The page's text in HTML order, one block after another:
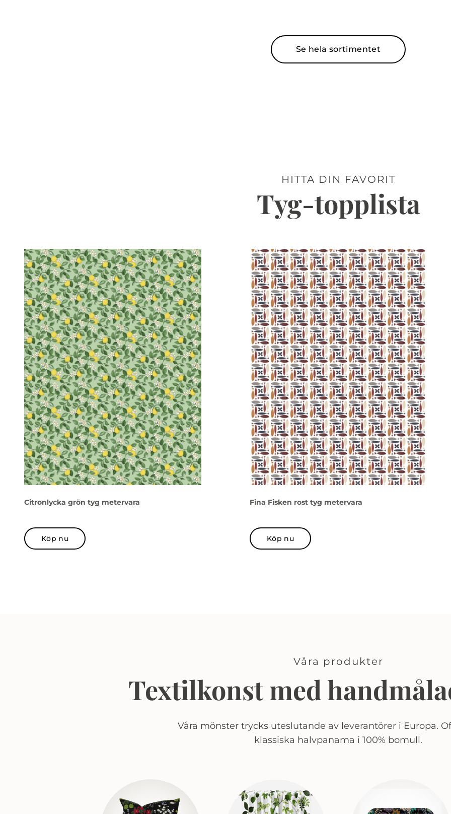
Se hela sortimentet
HITTA DIN FAVORIT
Tyg-topplista
Citronlycka grön tyg metervara
Köp nu
Fina Fisken rost tyg metervara
Köp nu
Våra produkter
Textilkonst med
Våra mönster trycks uteslutande av leverantörer i Europa.
klassiska halvpanama i 100% bomull.